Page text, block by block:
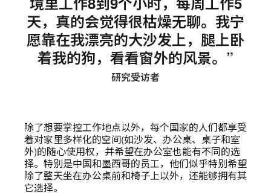
天，真的会觉得很枯燥无聊。我宁
愿靠在我漂亮的大沙发上，腿上卧
着我的狗，看看窗外的风景。”
研究受访者
除了想要掌控工作地点以外，每个国家的人们都享受
着对家里多样化的空间(如沙发、办公桌、桌子和室
外)的随心使用权，并希望在办公室也能有不同的选
择。特别是中国和墨西哥的员工，他们似乎特别希望
除了整天坐在办公桌前和椅子上以外，还能够拥有其
它选择。